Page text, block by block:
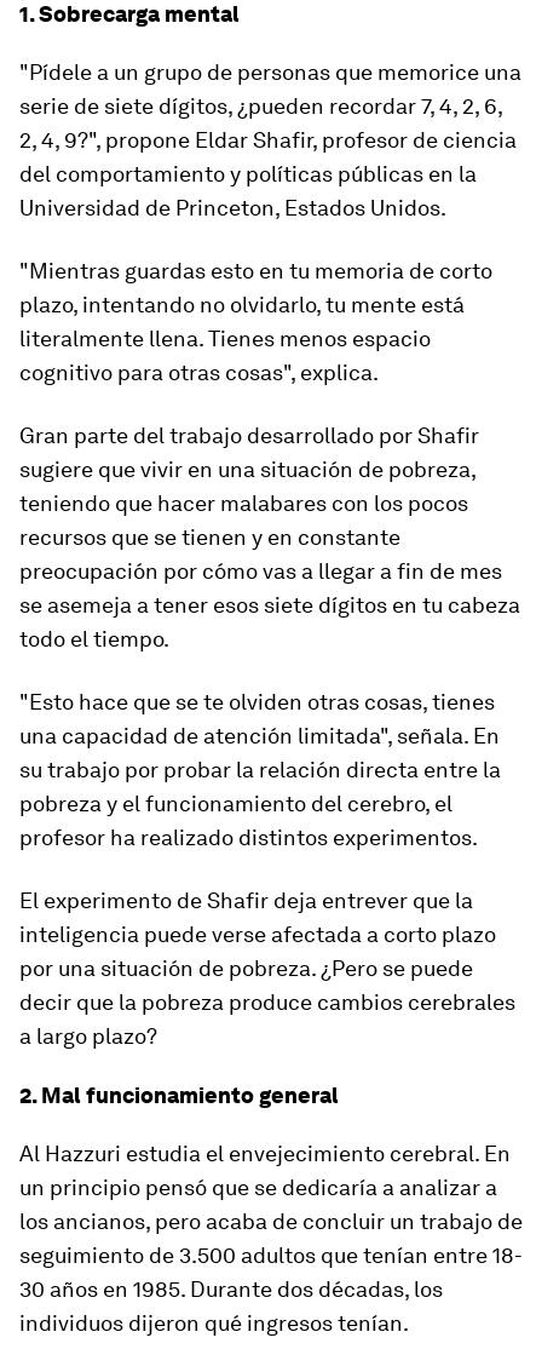
1. Sobrecarga mental
"Pídele a un grupo de personas que memorice una
serie de siete dígitos, ¿pueden recordar 7, 4, 2, 6,
2, 4, 9?", propone Eldar Shafir, profesor de ciencia
del comportamiento y políticas públicas en la
Universidad de Princeton, Estados Unidos.
"Mientras guardas esto en tu memoria de corto
plazo, intentando no olvidarlo, tu mente está
literalmente llena. Tienes menos espacio
cognitivo para otras cosas", explica.
Gran parte del trabajo desarrollado por Shafir
sugiere que vivir en una situación de pobreza,
teniendo que hacer malabares con los pocos
recursos que se tienen y en constante
preocupación por cómo vas a llegar a fin de mes
se asemeja a tener esos siete dígitos en tu cabeza
todo el tiempo.
"Esto hace que se te olviden otras cosas,tienes
una capacidad de atención limitada", señala. En
su trabajo por probar la relación directa entre la
pobreza y el funcionamiento del cerebro, el
profesor ha realizado distintos experimentos.
El experimento de Shafir deja entrever que la
inteligencia puede verse afectada a corto plazo
por una situación de pobreza. ¿Pero se puede
decir que la pobreza produce cambios cerebrales
a largo plazo?
2. Mal funcionamiento general
Al Hazzuri estudia el envejecimiento cerebral. En
un principio pensó que se dedicaría a analizar a
los ancianos, pero acaba de concluir un trabajo de
seguimiento de 3.500 adultos que tenían entre 18-
30 años en 1985. Durante dos décadas, los
individuos dijeron qué ingresos tenían.